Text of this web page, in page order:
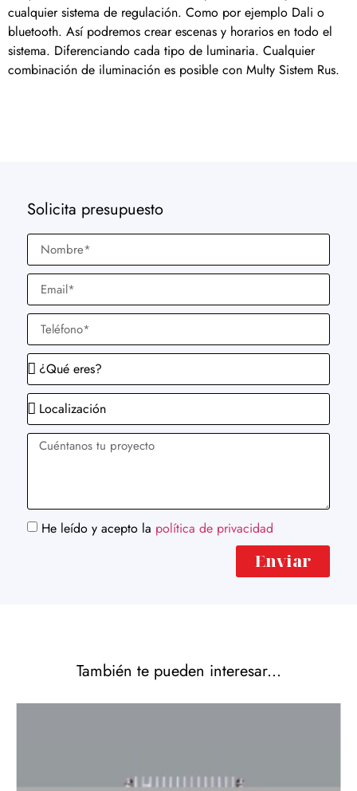
cualquier sistema de regulación. Como por ejemplo Dali o
bluetooth. Así podremos crear escenas y horarios en todo el
sistema. Diferenciando cada tipo de luminaria. Cualquier
combinación de iluminación es posible con Multy Sistem Rus.
Solicita presupuesto
He leído y acepto la política de privacidad
Enviar
También te pueden interesar...